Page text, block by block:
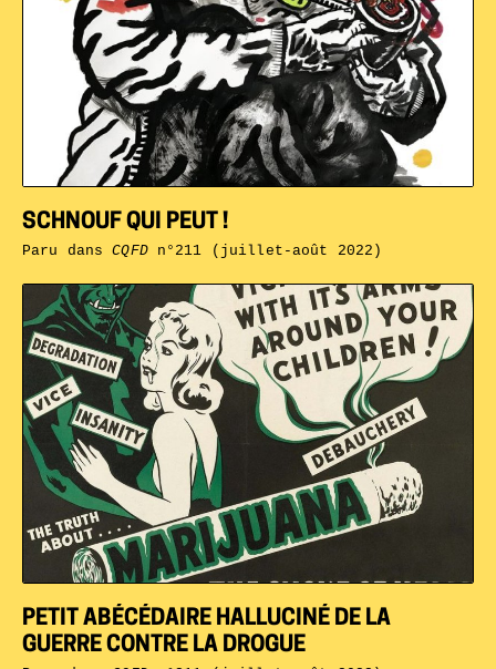
PETIT ABÉCÉDAIRE HALLUCINÉ DE LA
GUERRE CONTRE LA DROGUE
SCHNOUF QUI PEUT !
Paru dansCQFDn°211 (juillet-août 2022)